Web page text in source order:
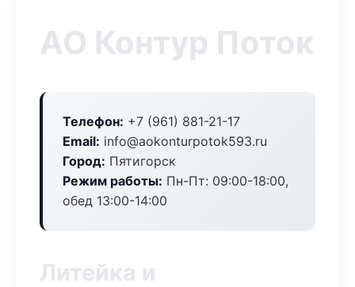
АО Контур Поток
Телефон: +7 (961) 881-21-17
Email: info@aokonturpotok593.ru
Город: Пятигорск
Режим работы: Пн-Пт: 09:00-18:00,
обед 13:00-14:00
Литейка и